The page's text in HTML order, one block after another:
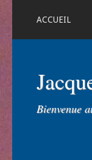
ACCUEIL
Bienvenue